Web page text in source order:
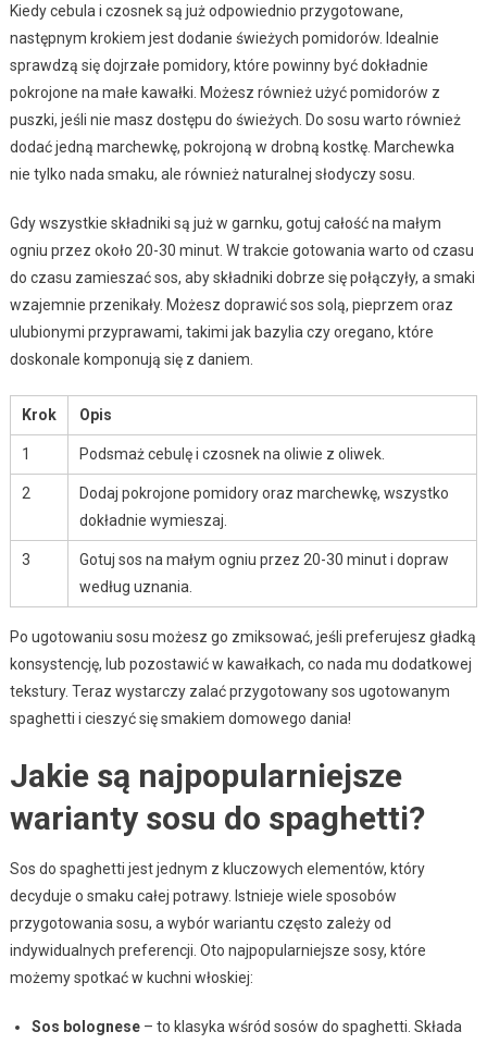
Kiedy cebula i czosnek są już odpowiednio przygotowane,
następnym krokiem jest dodanie świeżych pomidorów. Idealnie
sprawdzą się dojrzałe pomidory, które powinny być dokładnie
pokrojone na małe kawałki. Możesz również użyć pomidorów z
puszki, jeśli nie masz dostępu do świeżych. Do sosu warto również
dodać jedną marchewkę, pokrojoną w drobną kostkę. Marchewka
nie tylko nada smaku, ale również naturalnej słodyczy sosu.
Gdy wszystkie składniki są już w garnku, gotuj całość na małym
ogniu przez około 20-30 minut. W trakcie gotowania warto od czasu
do czasu zamieszać sos, aby składniki dobrze się połączyły, a smaki
wzajemnie przenikały. Możesz doprawić sos solą, pieprzem oraz
ulubionymi przyprawami, takimi jak bazylia czy oregano, które
doskonale komponują się z daniem.
Krok Opis
1 Podsmaż cebulę i czosnek na oliwie z oliwek.
2
Dodaj pokrojone pomidory oraz marchewkę, wszystko
dokładnie wymieszaj.
3
Gotuj sos na małym ogniu przez 20-30 minut i dopraw
według uznania.
Po ugotowaniu sosu możesz go zmiksować, jeśli preferujesz gładką
konsystencję, lub pozostawić w kawałkach, co nada mu dodatkowej
tekstury. Teraz wystarczy zalać przygotowany sos ugotowanym
spaghetti i cieszyć się smakiem domowego dania!
Jakie są najpopularniejsze
warianty sosu do spaghetti?
Sos do spaghetti jest jednym z kluczowych elementów, który
decyduje o smaku całej potrawy. Istnieje wiele sposobów
przygotowania sosu, a wybór wariantu często zależy od
indywidualnych preferencji. Oto najpopularniejsze sosy, które
możemy spotkać w kuchni włoskiej:
Sos bolognese– to klasyka wśród sosów do spaghetti. Składa